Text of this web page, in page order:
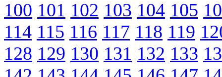
100 101 102 103 104 105
114 115 116 117 118 119
128 129 130 131 132 133